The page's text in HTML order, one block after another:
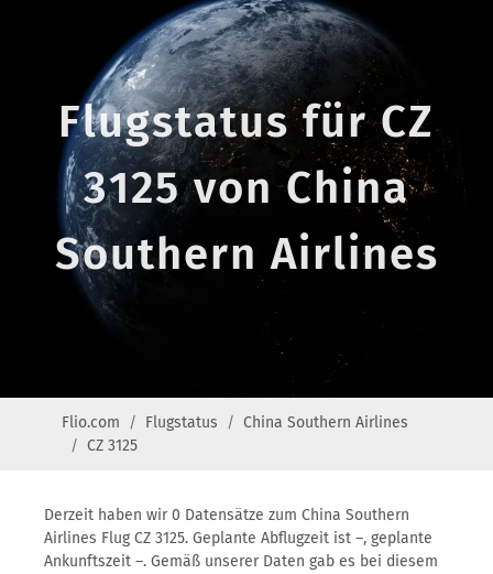
Flugstatus für CZ
3125 von China
Southern Airlines
Flio.com Flugstatus
China Southern Airlines
CZ 3125
Derzeit haben wir 0 Datensätze zum China Southern
Airlines Flug CZ 3125. Geplante Abflugzeit ist –, geplante
Ankunftszeit –. Gemäß unserer Daten gab es bei diesem